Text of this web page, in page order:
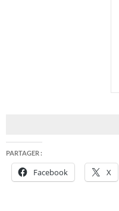
PARTAGER :
Facebook X